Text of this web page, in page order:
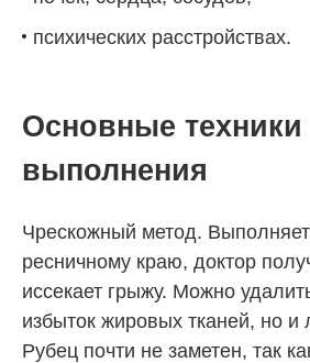
психических расстройствах.
Основные техники
выполнения
Чрескожный метод.
ресничному краю, доктор
иссекает грыжу. Можно
избыток жировых тканей, но
Рубец почти не заметен, так